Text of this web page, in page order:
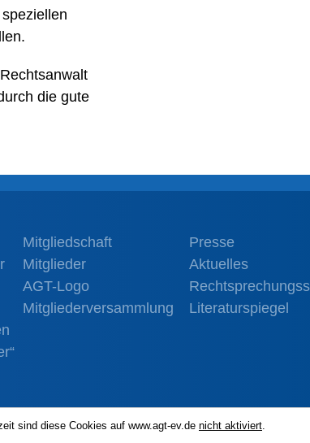
die gute
Mitgliedschaft
Mitglieder
AGT-Logo
Mitgliederversammlung
Presse
Aktuelles
Literaturspiegel
sind diese Cookies auf www.agt-ev.de nicht aktiviert.